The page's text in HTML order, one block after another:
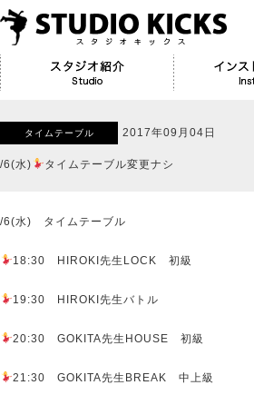
タイムテーブル 2017年09月04日
/6(水) タイムテーブル変更ナシ
/6(水) タイムテーブル
18:30 HIROKI先生LOCK 初級
19:30 HIROKI先生バトル
20:30 GOKITA先生HOUSE 初級
21:30 GOKITA先生BREAK 中上級